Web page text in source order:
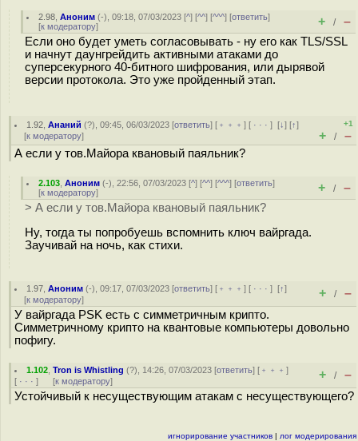
2.98 ,Аноним (-), 09:18, 07/03/2023 [^] [^^] [^^^] [ответить]
[к модератору] + / –
Если оно будет уметь согласовывать - ну его как TLS/SSL
и начнут даунгрейдить активными атаками до
суперсекурного 40-битного шифрования, или дырявой
версии протокола. Это уже пройденный этап.
1.92 ,Ананий (?), 09:45, 06/03/2023 [ответить] [ ﹢﹢﹢] [ · · ·][↓] [↑]
[к модератору]
+1
+ / –
А если у тов.Майора квановый паяльник?
2.103 ,Аноним (-), 22:56, 07/03/2023 [^] [^^] [^^^] [ответить]
[к модератору] + / –
> А если у тов.Майора квановый паяльник?
Ну, тогда ты попробуешь вспомнить ключ вайргада.
Заучивай на ночь, как стихи.
1.97 ,Аноним (-), 09:17, 07/03/2023 [ответить] [ ﹢﹢﹢] [ · · ·][↑]
[к модератору] + / –
У вайргада PSK есть с симметричным крипто.
Симметричному крипто на квантовые компьютеры довольно
пофигу.
1.102 ,Tron is Whistling (?), 14:26, 07/03/2023 [ответить] [ ﹢﹢﹢]
[ · · · ] [к модератору] + / –
Устойчивый к несуществующим атакам с несуществующего?
игнорирование участников | лог модерирования